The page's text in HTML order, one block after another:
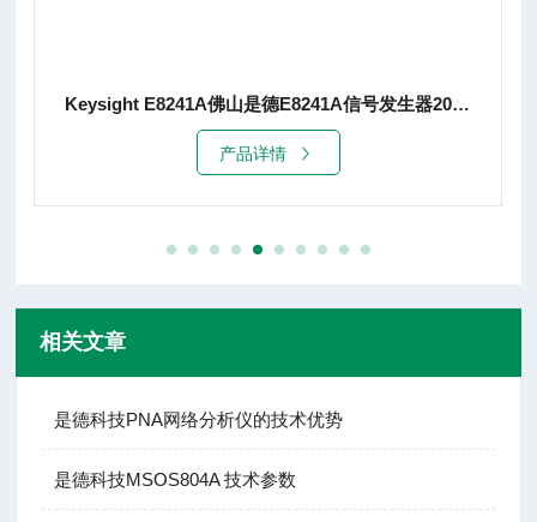
Keysight E8241A佛山是德E8241A信号发生器20G租赁销售 福州是德E8267D信号发生器67G
相关文章
是德科技PNA网络分析仪的技术优势
是德科技MSOS804A 技术参数